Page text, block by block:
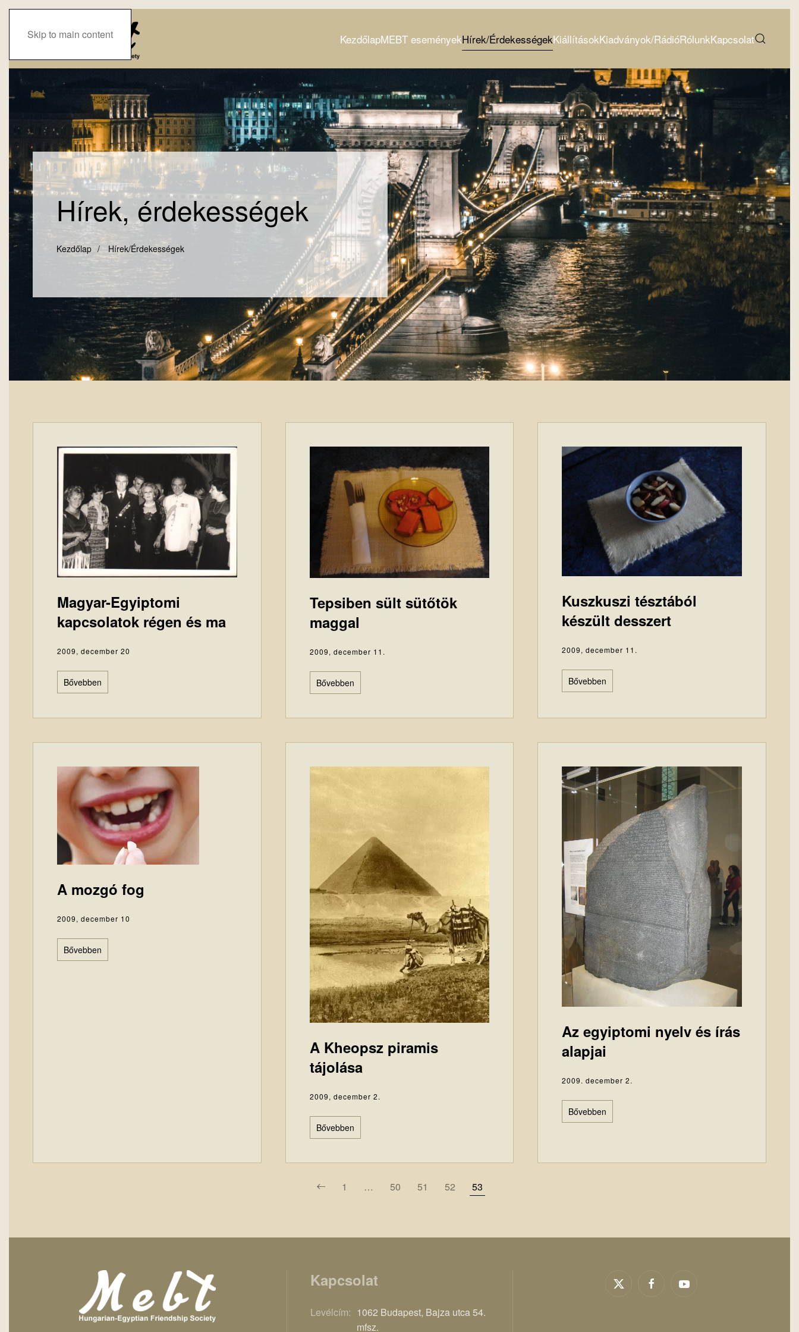
Skip to main content KezdőlapMEBT eseményekHírek/ÉrdekességekKiállításokKiadványok/RádióRólunkKapcsolat
Hírek, érdekességek
Kezdőlap Hírek/Érdekességek
Magyar-Egyiptomi
kapcsolatok régen és ma
2009, december 20
Bővebben
Tepsiben sült sütőtök
maggal
2009, december 11.
Bővebben
Kuszkuszi tésztából
készült desszert
2009, december 11.
Bővebben
A mozgó fog
2009, december 10
Bővebben
A Kheopsz piramis
tájolása
2009, december 2.
Bővebben
Az egyiptomi nyelv és írás
alapjai
2009. december 2.
Bővebben
1 … 50 51 52 53
Kapcsolat
Levélcím: 1062 Budapest, Bajza utca 54.
mfsz.